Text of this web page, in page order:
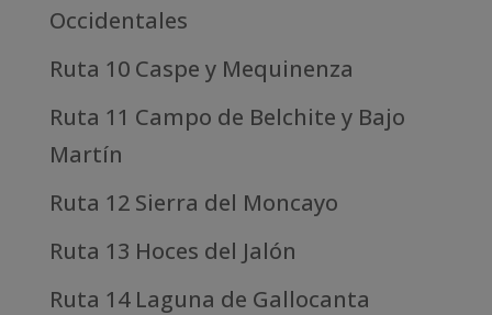
Occidentales
Ruta 10 Caspe y Mequinenza
Ruta 11 Campo de Belchite y Bajo
Martín
Ruta 12 Sierra del Moncayo
Ruta 13 Hoces del Jalón
Ruta 14 Laguna de Gallocanta